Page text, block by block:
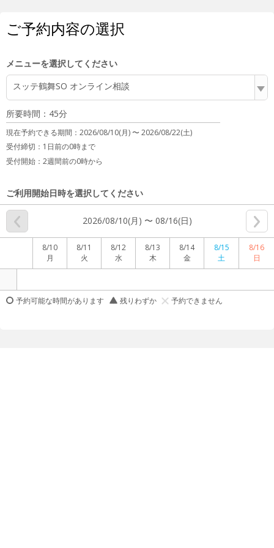
ご予約内容の選択
メニューを選択してください
スッテ鶴舞SO オンライン相談
所要時間：45分
現在予約できる期間： 2026/08/10(月) 〜2026/08/22(土)
受付締切： 1日前の0時まで
受付開始： 2週間前の0時から
ご利用開始日時を選択してください
2026/08/10(月) 〜 08/16(日)
8/10
月
8/11
火
8/12
水
8/13
木
8/14
金
8/15
土
8/16
日
予約可能な時間があります 残りわずか 予約できません